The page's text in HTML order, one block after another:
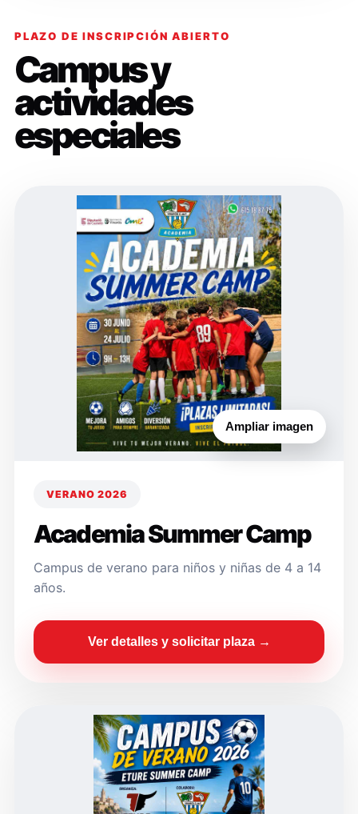
PLAZO DE INSCRIPCIÓN ABIERTO
Campus y
actividades
especiales
Ampliar imagen
VERANO 2026
Academia Summer Camp
Campus de verano para niños y niñas de 4 a 14
años.
Ver detalles y solicitar plaza →